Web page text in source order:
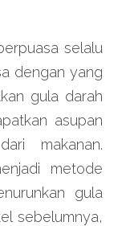
selalu
dengan yang
gula darah
asupan
makanan.
metode
gula
sebelumnya,